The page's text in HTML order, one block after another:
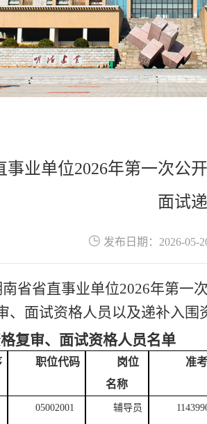
事业单位2026年第一次公
面试
发布日期：2026-05-
省省直事业单位2026年第一
、面试资格人员以及递补入围
复审、面试资格人员名单
职位代码
岗位
名称
准
05002001 辅导员